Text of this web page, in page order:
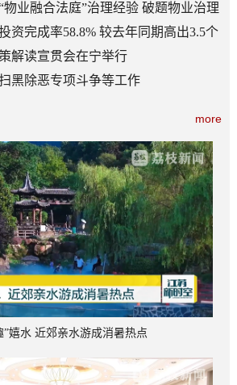
物业融合法庭”治理经验 破题物业治理
资完成率58.8% 较去年同期高出3.5个
解读宣贯会在宁举行
黑除恶专项斗争等工作
more
”嬉水 近郊亲水游成消暑热点